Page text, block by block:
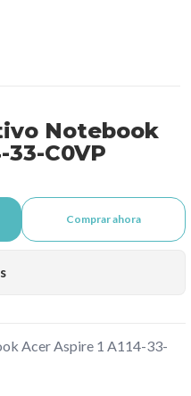
Notebook
33-C0VP
Comprar ahora
Acer Aspire 1 A114-33-